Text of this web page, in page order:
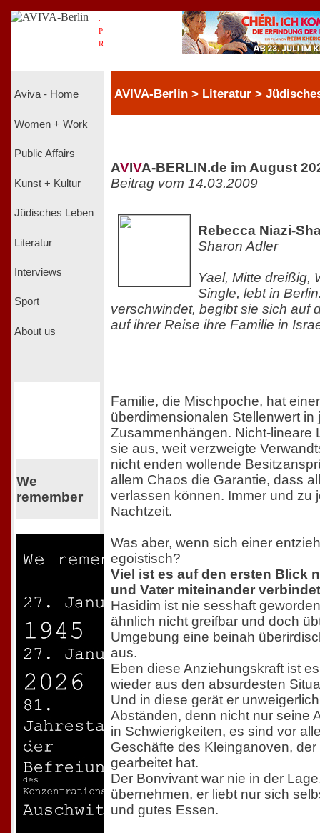
P
R
Aviva - Home
Women + Work
Public Affairs
Kunst + Kultur
Jüdisches Leben
Literatur
Interviews
Sport
About us
We
remember
AVIVA-Berlin > Literatur >
AVIVA-BERLIN.de im August
Beitrag vom 14.03.2009
Rebecca Niazi-
Sharon Adler
Yael, Mitte dreißig,
Single, lebt in
verschwindet, begibt sie sich auf
auf ihrer Reise ihre Familie in
Familie, die Mischpoche, hat
überdimensionalen Stellenwert in
Zusammenhängen. Nicht-lineare
sie aus, weit verzweigte
nicht enden wollende
allem Chaos die Garantie, dass
verlassen können. Immer und zu
Nachtzeit.
Was aber, wenn sich einer
egoistisch?
Viel ist es auf den ersten Blick
und Vater miteinander
Hasidim ist nie sesshaft
ähnlich nicht greifbar und doch
Umgebung eine beinah
aus.
Eben diese Anziehungskraft ist
wieder aus den absurdesten
Und in diese gerät er
Abständen, denn nicht nur seine
in Schwierigkeiten, es sind vor
Geschäfte des Kleinganoven,
gearbeitet hat.
Der Bonvivant war nie in der
übernehmen, er liebt nur sich
und gutes Essen.